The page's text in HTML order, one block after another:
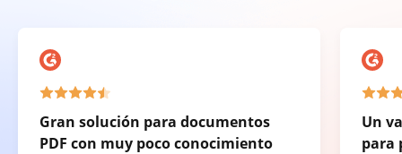
Gran solución para documentos
PDF con muy poco conocimiento
Un
para